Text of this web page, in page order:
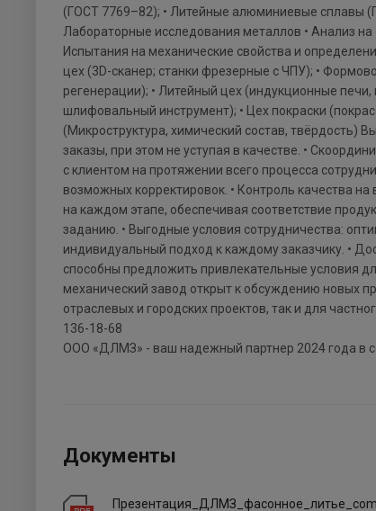
(ГОСТ 7769–82); • Литейные алюминиевые сплавы
Лабораторные исследования металлов • Анализ
Испытания на механические свойства и
цех (3D-сканер; станки фрезерные с ЧПУ); •
регенерации); • Литейный цех (индукционные
шлифовальный инструмент); • Цех покраски
(Микроструктура, химический состав, твёрдость)
заказы, при этом не уступая в качестве. •
с клиентом на протяжении всего процесса
возможных корректировок. • Контроль качества
на каждом этапе, обеспечивая соответствие
заданию. • Выгодные условия сотрудничества:
индивидуальный подход к каждому заказчику. •
способны предложить привлекательные условия
механический завод открыт к обсуждению новых
отраслевых и городских проектов, так и для
136-18-68
ООО «ДЛМЗ» - ваш надежный партнер 2024 года в
Документы